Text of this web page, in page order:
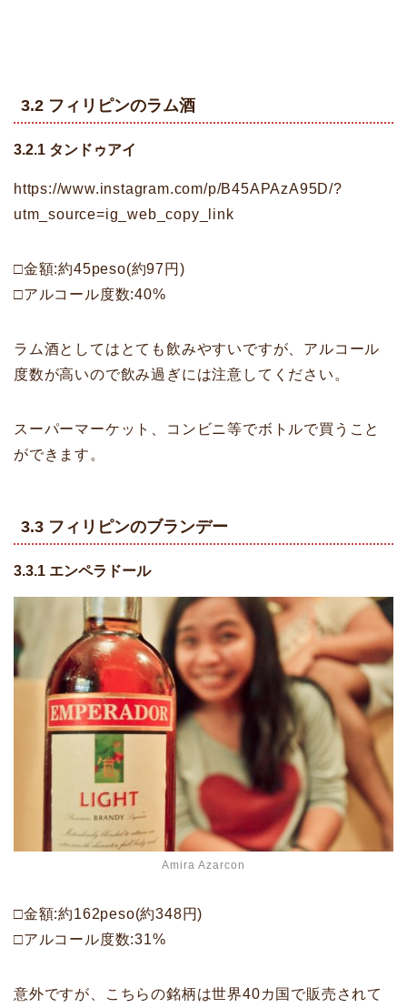
3.2 フィリピンのラム酒
3.2.1 タンドゥアイ
https://www.instagram.com/p/B45APAzA95D/?
utm_source=ig_web_copy_link
□金額:約45peso(約97円)
□アルコール度数:40%
ラム酒としてはとても飲みやすいですが、アルコール
度数が高いので飲み過ぎには注意してください。
スーパーマーケット、コンビニ等でボトルで買うこと
ができます。
3.3 フィリピンのブランデー
3.3.1 エンペラドール
Amira Azarcon
□金額:約162peso(約348円)
□アルコール度数:31%
意外ですが、こちらの銘柄は世界40カ国で販売されて